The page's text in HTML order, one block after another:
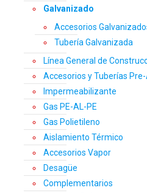
Galvanizado
Accesorios
Tubería Galvanizada
Línea General de
Accesorios y Tuberías
Impermeabilizante
Gas PE-AL-PE
Gas Polietileno
Aislamiento Térmico
Accesorios Vapor
Desagüe
Complementarios